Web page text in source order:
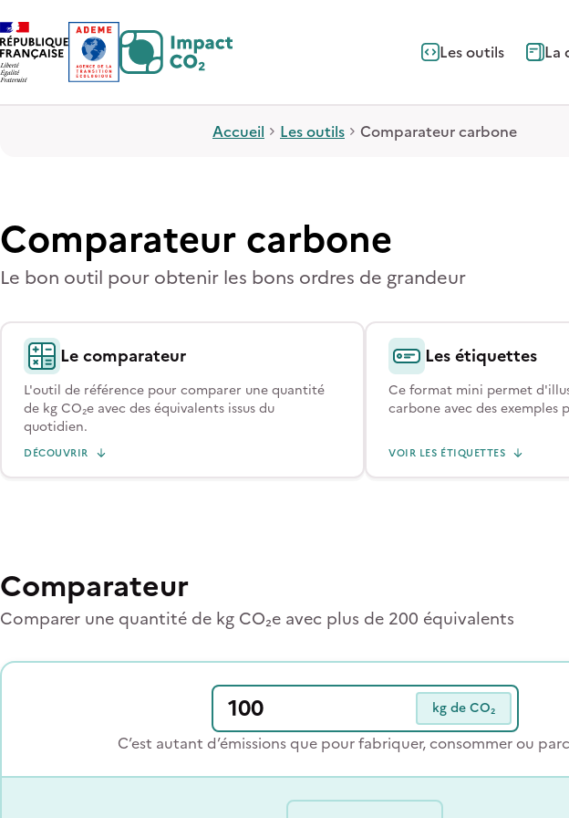
Les outils
La
Accueil Les outils Comparateur carbone
Comparateur carbone
Le bon outil pour obtenir les bons ordres de grandeur
Le comparateur
L'outil de référence pour comparer une quantité
de kg CO₂e avec des équivalents issus du
quotidien.
DÉCOUVRIR
Les étiquettes
Ce format mini permet
carbone avec des exemples
VOIR LES ÉTIQUETTES
Comparateur
Comparer une quantité de kg CO₂e avec plus de 200 équivalents
kg de CO₂
C’est autant d’émissions que pour fabriquer, consommer ou